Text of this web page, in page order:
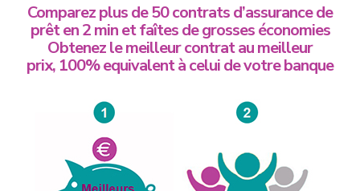
Comparez plus de 50 contrats d’assurance de
prêt en 2 min et faîtes de grosses économies
Obtenez le meilleur contrat au meilleur
prix, 100% equivalent à celui de votre banque